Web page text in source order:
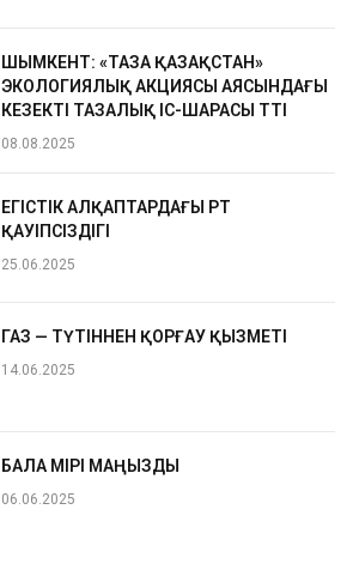
ШЫМКЕНТ: «ТАЗА ҚАЗАҚСТАН»
ЭКОЛОГИЯЛЫҚ АКЦИЯСЫ АЯСЫНДАҒЫ
КЕЗЕКТІ ТАЗАЛЫҚ ІС-ШАРАСЫ ӨТТІ
08.08.2025
ЕГІСТІК АЛҚАПТАРДАҒЫ ӨРТ
ҚАУІПСІЗДІГІ
25.06.2025
ГАЗ — ТҮТІННЕН ҚОРҒАУ ҚЫЗМЕТІ
14.06.2025
БАЛА ӨМІРІ МАҢЫЗДЫ
06.06.2025